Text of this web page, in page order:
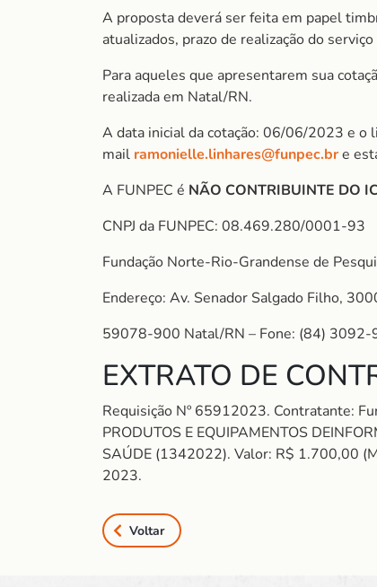
A proposta deverá ser feita em papel
atualizados, prazo de realização do serviço
Para aqueles que apresentarem sua
realizada em Natal/RN.
A data inicial da cotação: 06/06/2023 e o
mail ramonielle.linhares@funpec.bre
A FUNPEC é NÃO CONTRIBUINTE DO
CNPJ da FUNPEC: 08.469.280/0001-93
Fundação Norte-Rio-Grandense de
Endereço: Av. Senador Salgado Filho,
59078-900 Natal/RN – Fone: (84) 3092-
EXTRATO DE
Requisição Nº 65912023. Contratante:
PRODUTOS E EQUIPAMENTOS
SAÚDE (1342022). Valor: R$ 1.700,00
2023.
Voltar